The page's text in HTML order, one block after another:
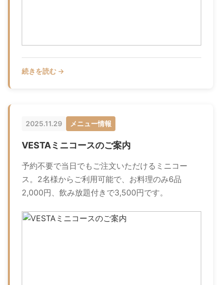
続きを読む →
2025.11.29 メニュー情報
VESTAミニコースのご案内
予約不要で当日でもご注文いただけるミニコー
ス。2名様からご利用可能で、お料理のみ6品
2,000円、飲み放題付きで3,500円です。